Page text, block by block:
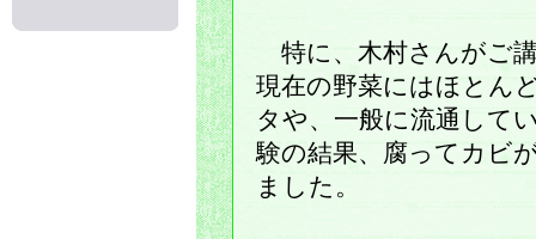
特に、木村さんがご
現在の野菜にはほとん
タや、一般に流通して
験の結果、腐ってカビ
ました。